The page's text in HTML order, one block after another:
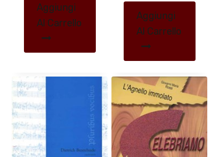
Aggiungi
Al Carrello
Aggiungi
Al Carrello